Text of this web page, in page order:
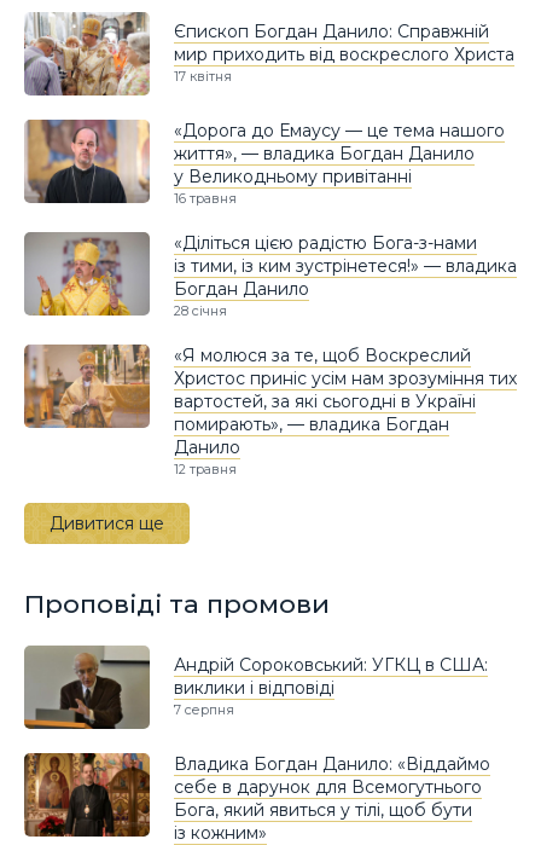
Єпископ Богдан Данило: Справжній
мир приходить від воскреслого Христа
17 квітня
«Дорога до Емаусу — це тема нашого
життя», — владика Богдан Данило
у Великодньому привітанні
16 травня
«Діліться цією радістю Бога-з-нами
із тими, із ким зустрінетеся!» — владика
Богдан Данило
28 січня
«Я молюся за те, щоб Воскреслий
Христос приніс усім нам зрозуміння тих
вартостей, за які сьогодні в Україні
помирають», — владика Богдан
Данило
12 травня
Дивитися ще
Проповіді та промови
Андрій Сороковський: УГКЦ в США:
виклики і відповіді
7 серпня
Владика Богдан Данило: «Віддаймо
себе в дарунок для Всемогутнього
Бога, який явиться у тілі, щоб бути
із кожним»